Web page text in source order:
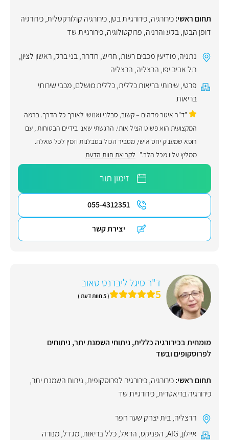
תחום ראשי:כירורגיה,כירורגיית בטן,כירורגיה קולורקטלית,כירורגיה
דופן הבטן,בקע והרניה, פרוקטולוגיה,כירורגיית שד
נתניה,מודיעין מכבים רעות, חריש, חדרה,בני ברק,ראשון לציון,
תל אביב יפו, הרצליה, הרצליה
פרטי, שירותי בריאות כללית,כללית מושלם,מכבי שירותי
בריאות
"ד"ר איגור מדהים – קשוב, סבלני ואנושי לאורך כל הדרך. ברמה
המקצועית הוא פשוט הציל אותי. הרגשתי שאני בידיים הבטוחות , עם
רופא שמעניק יחס אישי, מסביר הכול בסבלנות וזמין לכל שאלה.
ממליץ עליו מכל הלב." לקריאת חוות הדעת
זימון תור
055-4312351
יצירת קשר
ד"ר סיגל ליברנט טאוב
5 ( 5 חוות דעת )
מומחית בכירורגיה כללית, ניתוחי השמנת יתר, ניתוחים
לפרוסקופים ובשד
תחום ראשי:כירורגיה,כירורגיה לפרוסקופית, ניתוח השמנת יתר,
כירורגיה בריאטרית,כירורגיית שד
הרצליה,בית יצחק שער חפר
איילון,
AIG
, הפניקס, הראל,כלל בריאות,מגדל,מנורה